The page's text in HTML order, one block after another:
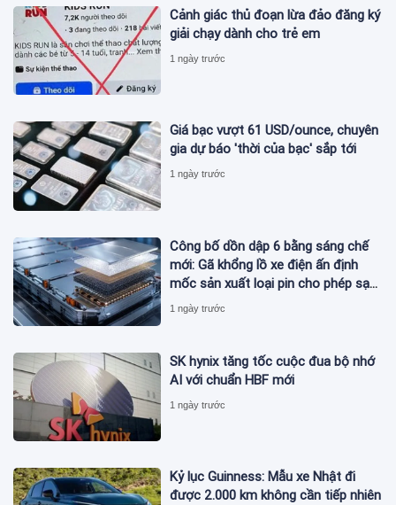
Cảnh giác thủ đoạn lừa đảo đăng ký
giải chạy dành cho trẻ em
1 ngày trước
Giá bạc vượt 61 USD/ounce, chuyên
gia dự báo 'thời của bạc' sắp tới
1 ngày trước
Công bố dồn dập 6 bằng sáng chế
mới: Gã khổng lồ xe điện ấn định
mốc sản xuất loại pin cho phép sạc
1 lần đi từ Hà Nội đến TP.HCM
1 ngày trước
SK hynix tăng tốc cuộc đua bộ nhớ
AI với chuẩn HBF mới
1 ngày trước
Kỷ lục Guinness: Mẫu xe Nhật đi
được 2.000 km không cần tiếp nhiên